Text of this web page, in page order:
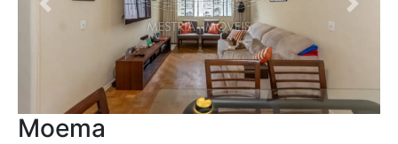
Previous Next
Moema